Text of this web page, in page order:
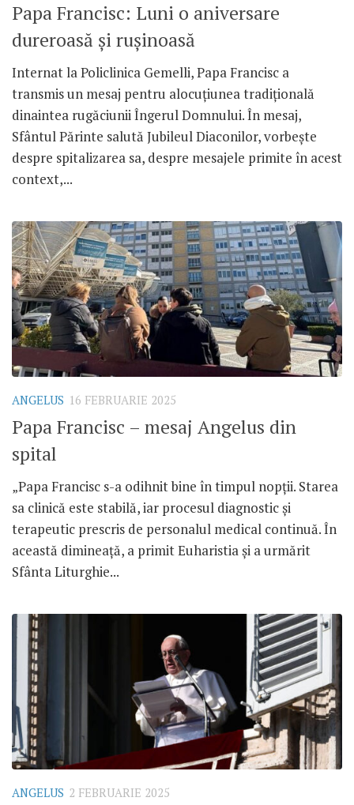
Papa Francisc: Luni o aniversare
dureroasă și rușinoasă
Internat la Policlinica Gemelli, Papa Francisc a
transmis un mesaj pentru alocuțiunea tradițională
dinaintea rugăciunii Îngerul Domnului. În mesaj,
Sfântul Părinte salută Jubileul Diaconilor, vorbește
despre spitalizarea sa, despre mesajele primite în acest
context,...
ANGELUS 16 FEBRUARIE 2025
Papa Francisc – mesaj Angelus din
spital
„Papa Francisc s-a odihnit bine în timpul nopții. Starea
sa clinică este stabilă, iar procesul diagnostic și
terapeutic prescris de personalul medical continuă. În
această dimineață, a primit Euharistia și a urmărit
Sfânta Liturghie...
ANGELUS 2 FEBRUARIE 2025